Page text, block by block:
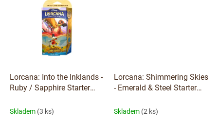
Lorcana: Into the Inklands -
Ruby / Sapphire Starter
Skladem (3 ks)
Lorcana: Shimmering Skies
- Emerald & Steel Starter
Skladem (2 ks)